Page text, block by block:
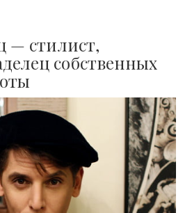
— стилист,
собственных